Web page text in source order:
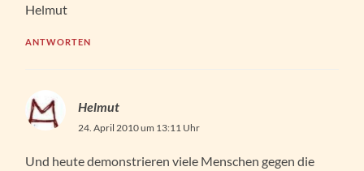
Helmut
ANTWORTEN
Helmut
24. April 2010 um 13:11 Uhr
Und heute demonstrieren viele Menschen gegen die